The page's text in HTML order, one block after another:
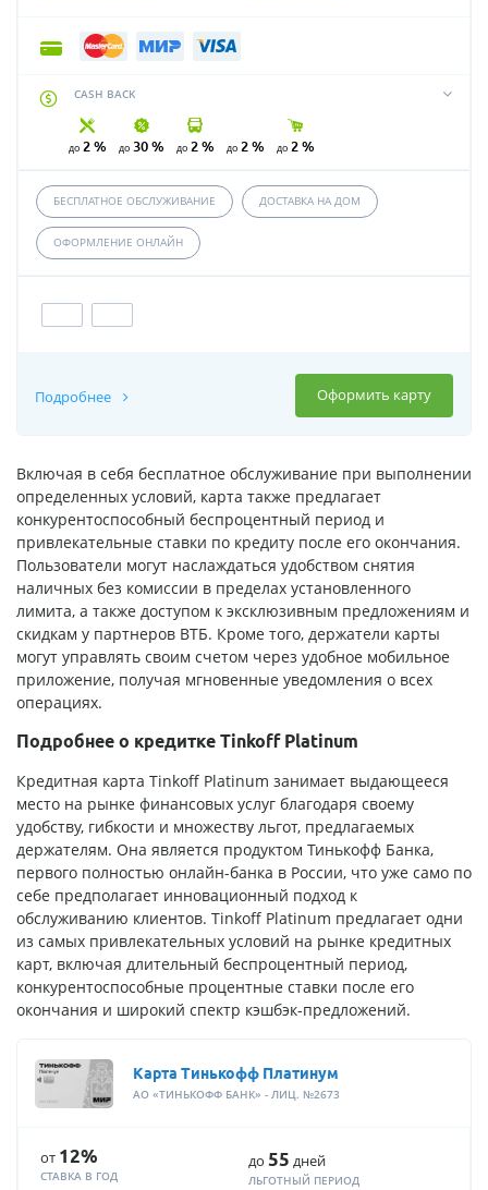
CASH BACK
до 2 % до 30 % до 2 % до 2 % до 2 %
БЕСПЛАТНОЕ ОБСЛУЖИВАНИЕ ДОСТАВКА НА ДОМ
ОФОРМЛЕНИЕ ОНЛАЙН
Оформить карту
Подробнее
Включая в себя бесплатное обслуживание при выполнении
определенных условий, карта также предлагает
конкурентоспособный беспроцентный период и
привлекательные ставки по кредиту после его окончания.
Пользователи могут наслаждаться удобством снятия
наличных без комиссии в пределах установленного
лимита, а также доступом к эксклюзивным предложениям и
скидкам у партнеров ВТБ. Кроме того, держатели карты
могут управлять своим счетом через удобное мобильное
приложение, получая мгновенные уведомления о всех
операциях.
Подробнее о кредитке Tinkoff Platinum
Кредитная карта Tinkoff Platinum занимает выдающееся
место на рынке финансовых услуг благодаря своему
удобству, гибкости и множеству льгот, предлагаемых
держателям. Она является продуктом Тинькофф Банка,
первого полностью онлайн-банка в России, что уже само по
себе предполагает инновационный подход к
обслуживанию клиентов. Tinkoff Platinum предлагает одни
из самых привлекательных условий на рынке кредитных
карт, включая длительный беспроцентный период,
конкурентоспособные процентные ставки после его
окончания и широкий спектр кэшбэк-предложений.
Карта Тинькофф Платинум
АО «ТИНЬКОФФ БАНК» - ЛИЦ. №2673
от 12%
СТАВКА В ГОД
до 55 дней
ЛЬГОТНЫЙ ПЕРИОД